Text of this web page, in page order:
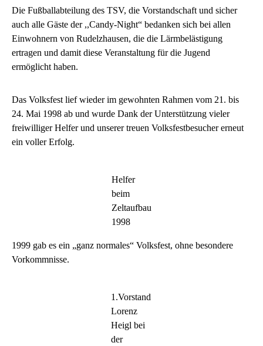
Die Fußballabteilung des TSV, die Vorstandschaft und sicher
auch alle Gäste der ,,Candy-Night“ bedanken sich bei allen
Einwohnern von Rudelzhausen, die die Lärmbelästigung
ertragen und damit diese Veranstaltung für die Jugend
ermöglicht haben.
Das Volksfest lief wieder im gewohnten Rahmen vom 21. bis
24. Mai 1998 ab und wurde Dank der Unterstützung vieler
freiwilliger Helfer und unserer treuen Volksfestbesucher erneut
ein voller Erfolg.
Helfer
beim
Zeltaufbau
1998
1999 gab es ein „ganz normales“ Volksfest, ohne besondere
Vorkommnisse.
1.Vorstand
Lorenz
Heigl bei
der